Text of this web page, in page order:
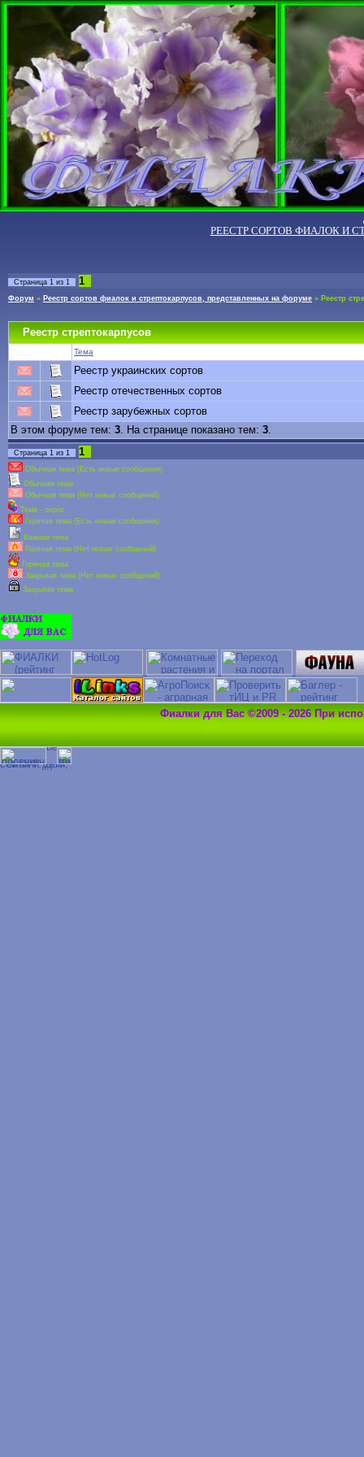
РЕЕСТР СОРТОВ ФИАЛОК И
Страница 1 из 1 1
Форум » Реестр сортов фиалок и стрептокарпусов, представленных на форуме » Реестр
Реестр стрептокарпусов
Тема
Реестр украинских сортов
Реестр отечественных сортов
Реестр зарубежных сортов
В этом форуме тем: 3. На странице показано тем: 3.
Страница 1 из 1 1
Обычная тема (Есть новые сообщения)
Обычная тема
Обычная тема (Нет новых сообщений)
Тема - опрос
Горячая тема (Есть новые сообщения)
Важная тема
Горячая тема (Нет новых сообщений)
Горячая тема
Закрытая тема (Нет новых сообщений)
Закрытая тема
Фиалки для Вас ©2009 - 2026 При